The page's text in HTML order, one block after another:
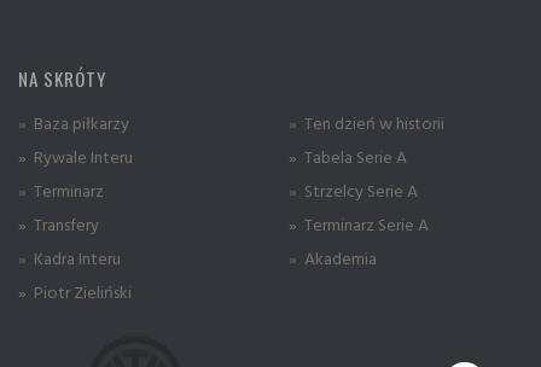
NA SKRÓTY
» Baza piłkarzy
» Rywale Interu
» Terminarz
» Transfery
» Kadra Interu
» Piotr Zieliński
» Ten dzień w historii
» Tabela Serie A
» Strzelcy Serie A
» Terminarz Serie A
» Akademia